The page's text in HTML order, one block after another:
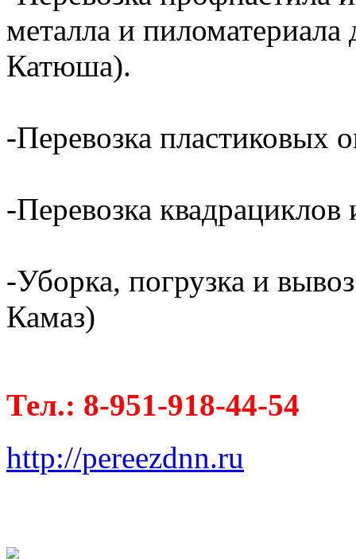
металла и
Катюша).
-Перевозка пластиковых
-Перевозка квадрациклов
-Уборка, погрузка и
Камаз)
Тел.: 8-951-918-44-54
http://pereezdnn.ru